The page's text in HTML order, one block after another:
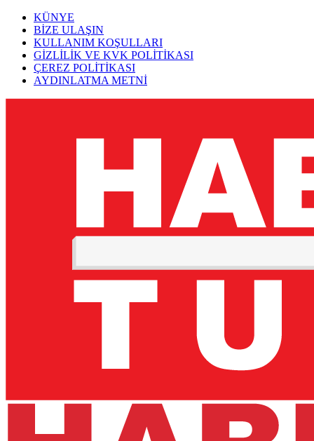
KÜNYE
BİZE ULAŞIN
KULLANIM KOŞULLARI
GİZLİLİK VE KVK POLİTİKASI
ÇEREZ POLİTİKASI
AYDINLATMA METNİ